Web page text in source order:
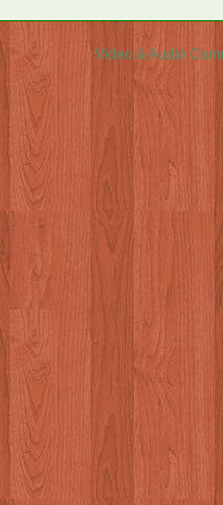
Video & Audio